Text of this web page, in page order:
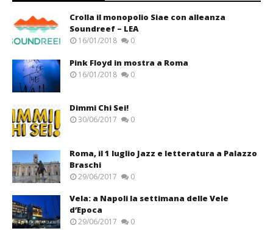
Crolla il monopolio Siae con alleanza
Soundreef – LEA
16/01/2018 0
Pink Floyd in mostra a Roma
16/01/2018 0
Dimmi Chi Sei!
30/06/2017 0
Roma, il 1 luglio Jazz e letteratura a Palazzo
Braschi
29/06/2017 0
Vela: a Napoli la settimana delle Vele
d’Epoca
29/06/2017 0